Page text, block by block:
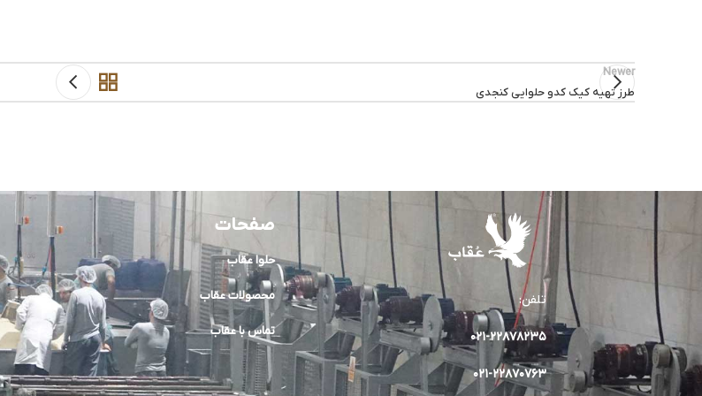
Newer
طرز تهیه کیک کدو حلوایی کنجدی
تلفن:
۰۲۱-۲۲۸۷۸۲٣۵
۰۲۱-۲۲۸۷۰۷۶۳
صفحات
حلوا عقاب
محصولات عقاب
تماس با عقاب